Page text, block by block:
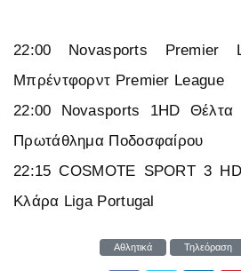
22:00 Novasports Premier
Μπρέντφορντ Premier League
22:00 Novasports 1HD Θέλτα
Πρωτάθλημα Ποδοσφαίρου
22:15 COSMOTE SPORT 3
Κλάρα Liga Portugal
Αθλητικά Τηλεόραση